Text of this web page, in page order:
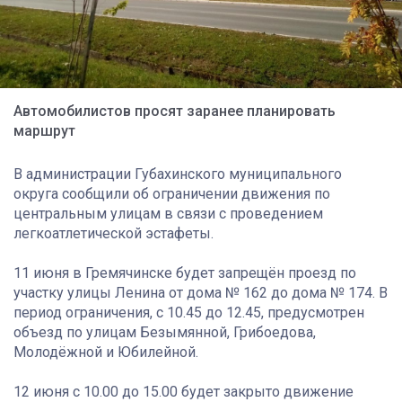
Автомобилистов просят заранее планировать
маршрут
В администрации Губахинского муниципального
округа сообщили об ограничении движения по
центральным улицам в связи с проведением
легкоатлетической эстафеты.
11 июня в Гремячинске будет запрещён проезд по
участку улицы Ленина от дома № 162 до дома № 174. В
период ограничения, с 10.45 до 12.45, предусмотрен
объезд по улицам Безымянной, Грибоедова,
Молодёжной и Юбилейной.
12 июня с 10.00 до 15.00 будет закрыто движение